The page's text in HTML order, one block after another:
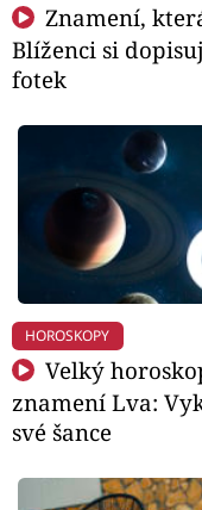
Znamení,
Blíženci si
fotek
HOROSKOPY
Velký
znamení Lva:
své šance